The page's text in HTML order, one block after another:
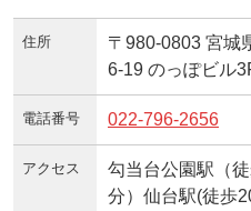
住所
〒980-0803 宮城
6-19 のっぽビル
電話番号 022-796-2656
アクセス
勾当台公園駅（
分）仙台駅(徒歩